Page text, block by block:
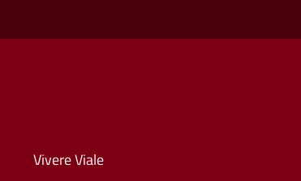
Vivere Viale